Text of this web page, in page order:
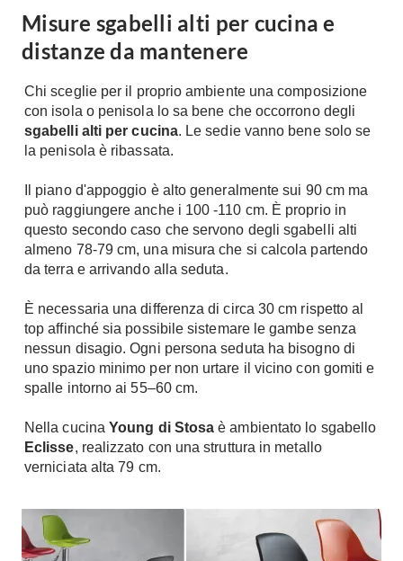
Soggiorno
Mobili Soggiorno
Vetrine
Pareti Attrezzate
Porta Tv
Contatti
Divani
Divani moderni
Poltrone
Poltroncine
Divanoletto
Chaise Longue
Divani in Pelle
Complementi
Tavoli
Climatizzatori
Deumidificatori
Chiller
Pompe di calore
Ecologia
Geotermia
Case in Legno
Riciclo
Energie Rinnovabili
Bioedilizia
Cura della casa
Aspirapolvere
Misure sgabelli alti per cucina e
distanze da mantenere
Chi sceglie per il proprio ambiente una composizione
con isola o penisola lo sa bene che occorrono degli
sgabelli alti per cucina. Le sedie vanno bene solo se
la penisola è ribassata.
Il piano d'appoggio è alto generalmente sui 90 cm ma
può raggiungere anche i 100 -110 cm. È proprio in
questo secondo caso che servono degli sgabelli alti
almeno 78-79 cm, una misura che si calcola partendo
da terra e arrivando alla seduta.
È necessaria una differenza di circa 30 cm rispetto al
top affinché sia possibile sistemare le gambe senza
nessun disagio. Ogni persona seduta ha bisogno di
uno spazio minimo per non urtare il vicino con gomiti e
spalle intorno ai 55–60 cm.
Nella cucinaYoung di Stosa è ambientato lo sgabello
Eclisse, realizzato con una struttura in metallo
verniciata alta 79 cm.